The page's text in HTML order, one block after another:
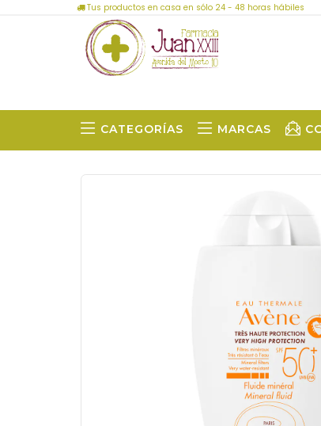
Tus productos en casa en sólo 24 - 48 horas hábiles
CATEGORÍAS MARCAS